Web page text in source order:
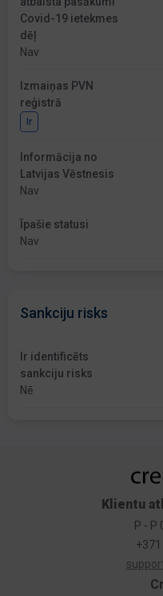
Covid-19 ietekmes
dēļ
Nav
Izmaiņas PVN
reģistrā
Ir
Informācija no
Latvijas Vēstnesis
Nav
Īpašie statusi
Nav
Sankciju risks
Ir identificēts
sankciju risks
Nē
Klientu
P - P